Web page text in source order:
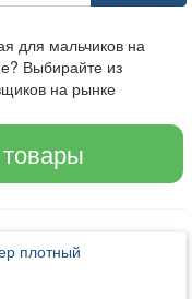
для мальчиков на
Выбирайте из
на рынке